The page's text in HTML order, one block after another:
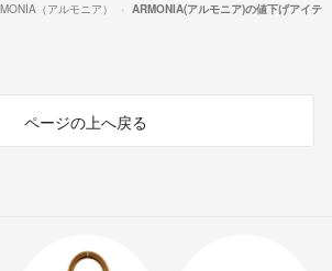
（アルモニア）
ARMONIA(アルモニア)の値下げアイテ
ページの上へ戻る